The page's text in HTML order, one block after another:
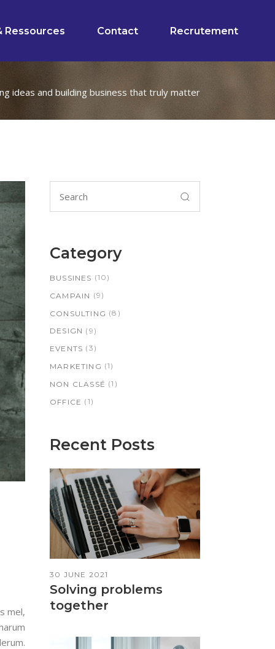
Ressources Contact Recrutement
ideas and building business that truly matter
mel,
Category
BUSSINES (10)
CAMPAIN (9)
CONSULTING (8)
DESIGN (9)
EVENTS (3)
MARKETING (1)
NON CLASSÉ (1)
OFFICE (1)
Recent Posts
30 JUNE 2021
Solving problems
together